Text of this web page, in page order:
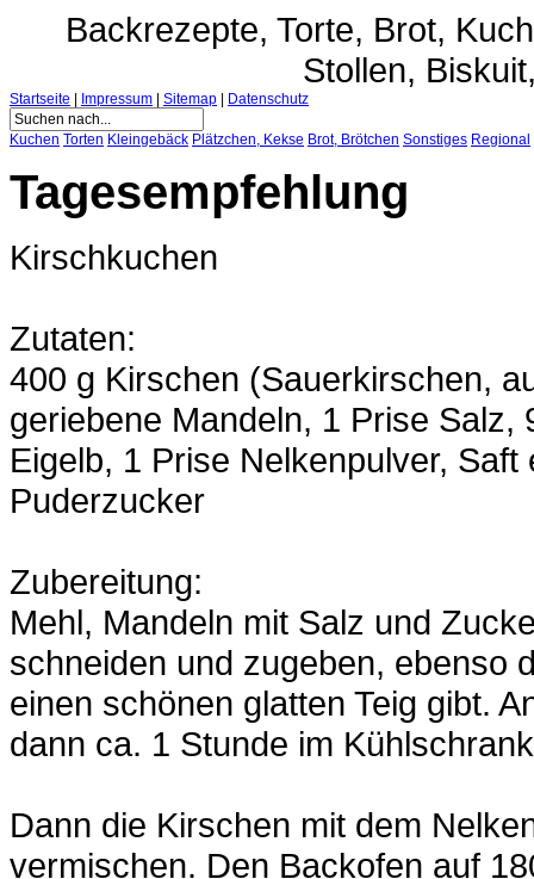
Backrezepte, Torte, Brot,
Stollen,
Startseite Impressum Sitemap Datenschutz
Kuchen Torten Kleingebäck Plätzchen, Kekse Brot, Brötchen Sonstiges Regional
Tagesempfehlung
Kirschkuchen
Zutaten:
400 g Kirschen (Sauerkirschen,
geriebene Mandeln, 1 Prise Salz,
Eigelb, 1 Prise Nelkenpulver,
Puderzucker
Zubereitung:
Mehl, Mandeln mit Salz und
schneiden und zugeben, ebenso
einen schönen glatten Teig gibt.
dann ca. 1 Stunde im
Dann die Kirschen mit dem
vermischen. Den Backofen auf